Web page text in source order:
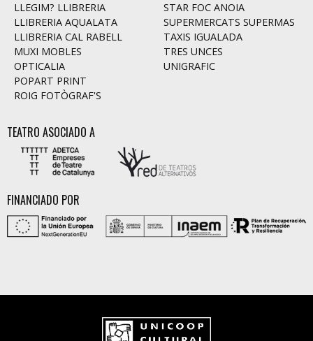
LLEGIM? LLIBRERIA
LLIBRERIA AQUALATA
LLIBRERIA CAL RABELL
MUXI MOBLES
OPTICALIA
POPART PRINT
ROIG FOTÒGRAF'S
STAR FOC ANOIA
SUPERMERCATS SUPERMAS
TAXIS IGUALADA
TRES UNCES
UNIGRAFIC
TEATRO ASOCIADO A
FINANCIADO POR